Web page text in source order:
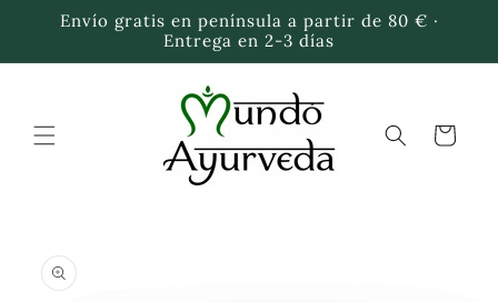
directamente
Envío gratis en península a partir de 80 € ·
Entrega en 2-3 días
Carrito
información